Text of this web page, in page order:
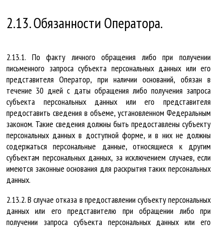
2.13. Обязанности Оператора.
2.13.1. По факту личного обращения либо при получении
письменного запроса субъекта персональных данных или его
представителя Оператор, при наличии оснований, обязан в
течение 30 дней с даты обращения либо получения запроса
субъекта персональных данных или его представителя
предоставить сведения в объеме, установленном Федеральным
законом. Такие сведения должны быть предоставлены субъекту
персональных данных в доступной форме, и в них не должны
содержаться персональные данные, относящиеся к другим
субъектам персональных данных, за исключением случаев, если
имеются законные основания для раскрытия таких персональных
данных.
2.13.2. В случае отказа в предоставлении субъекту персональных
данных или его представителю при обращении либо при
получении запроса субъекта персональных данных или его